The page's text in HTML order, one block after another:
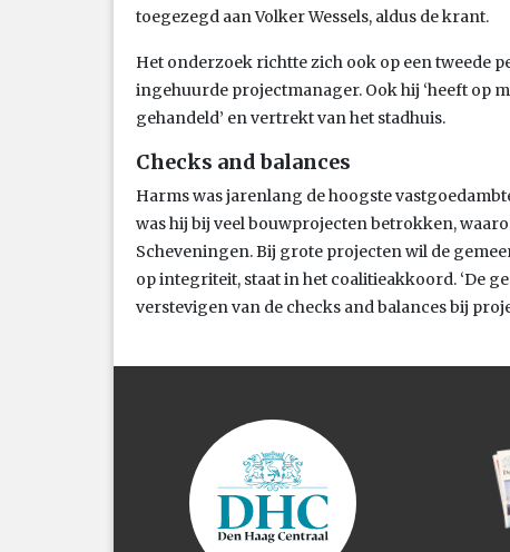
toegezegd aan Volker Wessels, aldus de krant.
Het onderzoek richtte zich ook op een tweede
ingehuurde projectmanager. Ook hij ‘heeft op
gehandeld’ en vertrekt van het stadhuis.
Checks and balances
Harms was jarenlang de hoogste
was hij bij veel bouwprojecten betrokken,
Scheveningen. Bij grote projecten wil de
op integriteit, staat in het coalitieakkoord. ‘De
verstevigen van de checks and balances bij